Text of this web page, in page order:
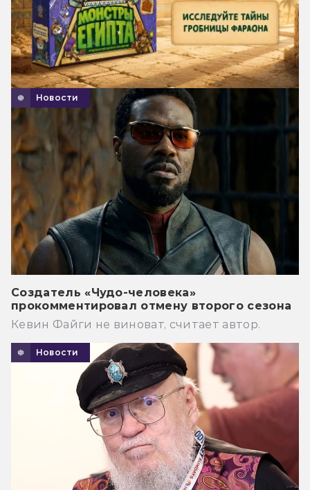
Новости
Создатель «Чудо-человека»
прокомментировал отмену второго сезона
Кевин Файги не виноват, считает автор.
Новости